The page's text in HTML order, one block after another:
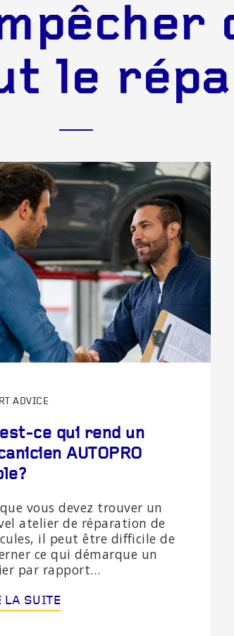
le
ADVICE
ce qui rend un
AUTOPRO
vous devez trouver un
atelier de réparation de
il peut être difficile de
ce qui démarque un
par rapport…
LA SUITE